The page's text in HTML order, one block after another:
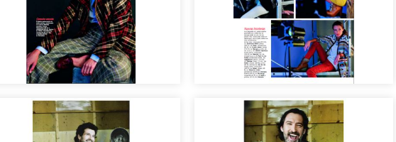
Editoriales publicadas,
maquillaje y peluquería
Maquillaje y peluquería
para editoriales de moda